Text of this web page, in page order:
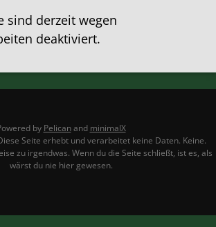
sind derzeit wegen
deaktiviert.
by Pelicanand minimalX
Seite erhebt und verarbeitet keine Daten. Keine.
zu irgendwas. Wenn du die Seite schließt, ist es, als
wärst du nie hier gewesen.